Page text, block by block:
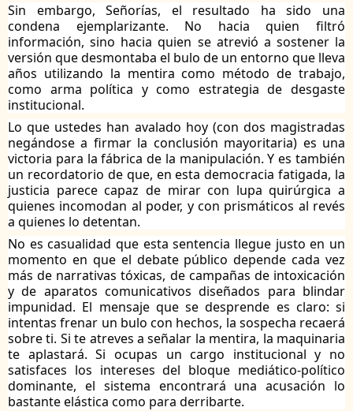
Sin embargo, Señorías, el resultado ha sido una
condena ejemplarizante. No hacia quien filtró
información, sino hacia quien se atrevió a sostener la
versión que desmontaba el bulo de un entorno que lleva
años utilizando la mentira como método de trabajo,
como arma política y como estrategia de desgaste
institucional.
Lo que ustedes han avalado hoy (con dos magistradas
negándose a firmar la conclusión mayoritaria) es una
victoria para la fábrica de la manipulación. Y es también
un recordatorio de que, en esta democracia fatigada, la
justicia parece capaz de mirar con lupa quirúrgica a
quienes incomodan al poder, y con prismáticos al revés
a quienes lo detentan.
No es casualidad que esta sentencia llegue justo en un
momento en que el debate público depende cada vez
más de narrativas tóxicas, de campañas de intoxicación
y de aparatos comunicativos diseñados para blindar
impunidad. El mensaje que se desprende es claro: si
intentas frenar un bulo con hechos, la sospecha recaerá
sobre ti. Si te atreves a señalar la mentira, la maquinaria
te aplastará. Si ocupas un cargo institucional y no
satisfaces los intereses del bloque mediático-político
dominante, el sistema encontrará una acusación lo
bastante elástica como para derribarte.